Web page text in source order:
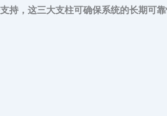
持，这三大支柱可确保系统的长期可